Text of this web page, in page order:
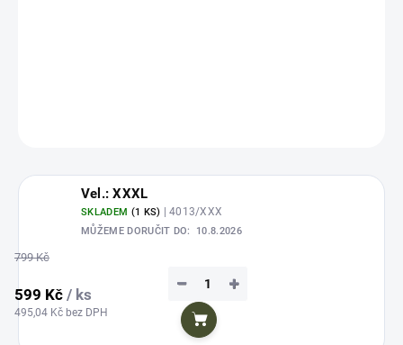
Vel.: XXXL
SKLADEM (1 KS) | 4013/XXX
MŮŽEME DORUČIT DO: 10.8.2026
799 Kč
599 Kč / ks
495,04 Kč bez DPH
+
−
Do košíku